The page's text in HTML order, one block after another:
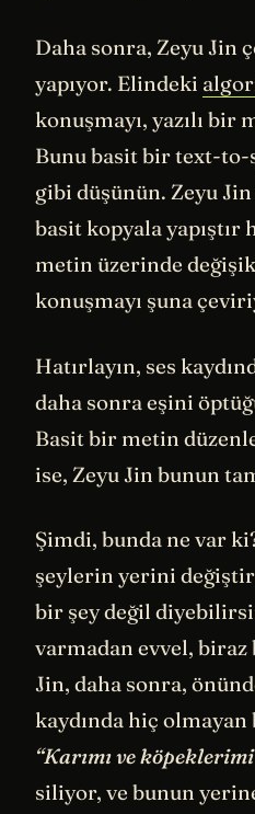
Daha sonra, Zeyu Jin
yapıyor. Elindeki
konuşmayı, yazılı bir
Bunu basit bir text-
gibi düşünün. Zeyu
basit kopyala yapıştır
metin üzerinde
konuşmayı şuna
Hatırlayın, ses
daha sonra eşini
Basit bir metin
ise, Zeyu Jin bunun
Şimdi, bunda ne var
şeylerin yerini
bir şey değil
varmadan evvel,
Jin, daha sonra,
kaydında hiç olmayan
“Karımı ve
siliyor, ve bunun